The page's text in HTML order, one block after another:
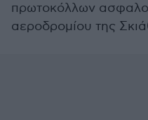
πρωτοκόλλων
αεροδρομίου της